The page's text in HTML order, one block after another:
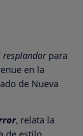
resplandorpara
en la
de Nueva
, relata la